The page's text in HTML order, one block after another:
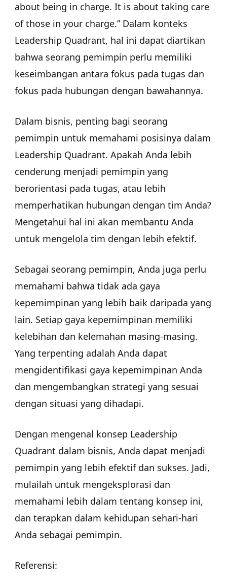
about being in charge. It is about taking care
of those in your charge.” Dalam konteks
Leadership Quadrant, hal ini dapat diartikan
bahwa seorang pemimpin perlu memiliki
keseimbangan antara fokus pada tugas dan
fokus pada hubungan dengan bawahannya.
Dalam bisnis, penting bagi seorang
pemimpin untuk memahami posisinya dalam
Leadership Quadrant. Apakah Anda lebih
cenderung menjadi pemimpin yang
berorientasi pada tugas, atau lebih
memperhatikan hubungan dengan tim Anda?
Mengetahui hal ini akan membantu Anda
untuk mengelola tim dengan lebih efektif.
Sebagai seorang pemimpin, Anda juga perlu
memahami bahwa tidak ada gaya
kepemimpinan yang lebih baik daripada yang
lain. Setiap gaya kepemimpinan memiliki
kelebihan dan kelemahan masing-masing.
Yang terpenting adalah Anda dapat
mengidentifikasi gaya kepemimpinan Anda
dan mengembangkan strategi yang sesuai
dengan situasi yang dihadapi.
Dengan mengenal konsep Leadership
Quadrant dalam bisnis, Anda dapat menjadi
pemimpin yang lebih efektif dan sukses. Jadi,
mulailah untuk mengeksplorasi dan
memahami lebih dalam tentang konsep ini,
dan terapkan dalam kehidupan sehari-hari
Anda sebagai pemimpin.
Referensi: